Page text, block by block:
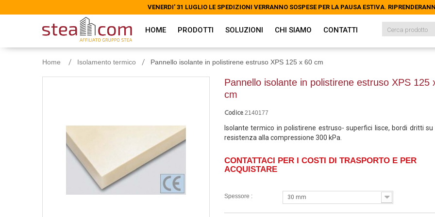
VENERDI' 31 LUGLIO LE SPEDIZIONI VERRANNO SOSPESE PER LA PAUSA ESTIVA.
HOME PRODOTTI SOLUZIONI CHI SIAMO CONTATTI
Home Isolamento termico Pannello isolante in polistirene estruso XPS 125 x 60 cm
Pannello isolante in polistirene estruso XPS 125
cm
Codice 2140177
Isolante termico in polistirene estruso- superfici lisce, bordi dritti
resistenza alla compressione 300 kPa.
CONTATTACI PER I COSTI DI TRASPORTO E PER
ACQUISTARE
Spessore : 30 mm
VENERDI' 31 LUGLIO LE SPEDIZIONI VERRANNO SOSPESE PER LA PAUSA ESTIVA.